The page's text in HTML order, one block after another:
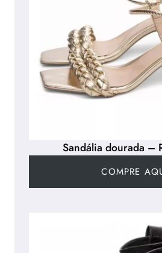
Sandália dourada –
COMPRE